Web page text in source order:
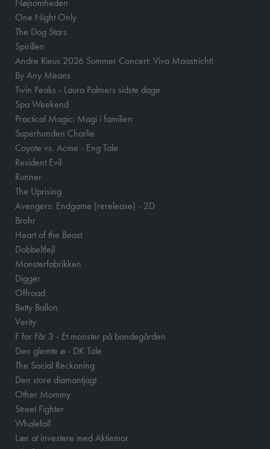
Nøjsomheden
One Night Only
The Dog Stars
Spirillen
Andre Rieus 2026 Summer Concert: Viva Maastricht!
By Any Means
Twin Peaks - Laura Palmers sidste dage
Spa Weekend
Practical Magic: Magi i familien
Superhunden Charlie
Coyote vs. Acme - Eng Tale
Resident Evil
Runner
The Uprising
Avengers: Endgame (rerelease) - 2D
Brohr
Heart of the Beast
Dobbeltfejl
Monsterfabrikken
Digger
Offroad
Betty Ballon
Verity
F for Får 3 - Et monster på bondegården
Den glemte ø - DK Tale
The Social Reckoning
Den store diamantjagt
Other Mommy
Street Fighter
Whalefall
Lær at investere med Aktiemor